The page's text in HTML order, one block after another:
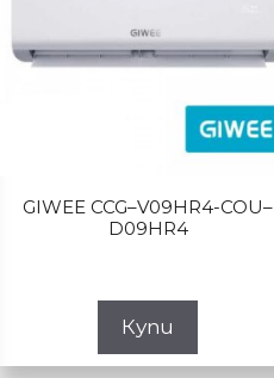
GIWEE CCG–V09HR4-COU–
D09HR4
Купи